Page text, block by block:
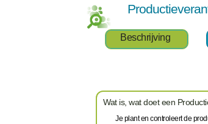
Beschrijving
Wat is, wat doet een
Je plant en controleert de